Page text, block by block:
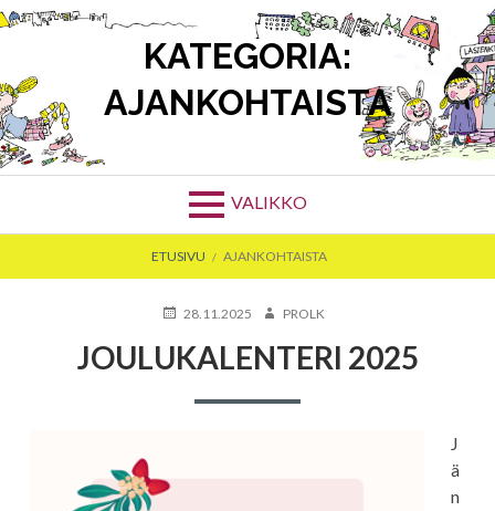
Siirry
KATEGORIA:
AJANKOHTAISTA
VALIKKO
MURUPOLKU
ETUSIVU AJANKOHTAISTA
JULKAISTU
28.11.2025 KIRJOITTAJA
PROLK
JOULUKALENTERI 2025
J
ä
n